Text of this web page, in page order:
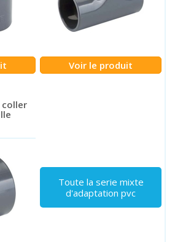
Voir le produit
coller
Toute la serie mixte
d'adaptation pvc